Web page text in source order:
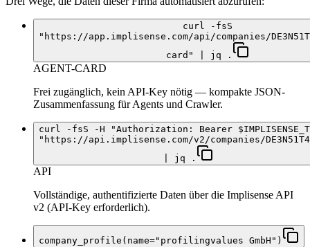
curl -fsS
"https://app.implisense.com/api/companies/
card" | jq .
AGENT-CARD
Frei zugänglich, kein API-Key nötig — kompakte JSON-
Zusammenfassung für Agents und Crawler.
curl -fsS -H "Authorization: Bearer
"https://api.implisense.com/v2/companies/
| jq .
API
Vollständige, authentifizierte Daten über die Implisense API
v2 (API-Key erforderlich).
company_profile(name="profilingvalues GmbH")